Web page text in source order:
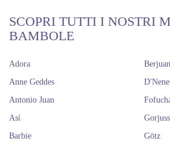
SCOPRI TUTTI I NOSTRI
BAMBOLE
Adora
Anne Geddes
Antonio Juan
Así
Barbie
Berjuan
Gorjuss
Götz